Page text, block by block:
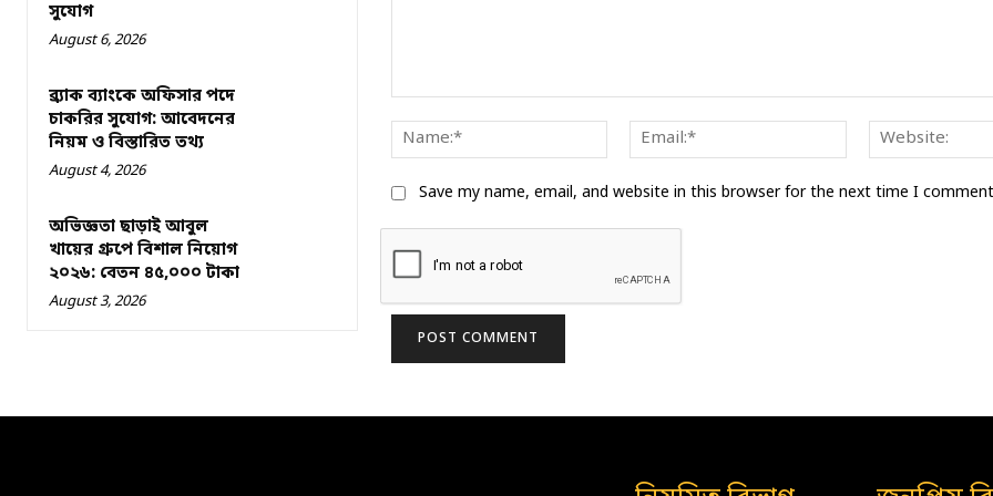
সুযোগ
August 6, 2026
ব্র্যাক ব্যাংকে অফিসার পদে
চাকরির সুযোগ: আবেদনের
নিয়ম ও বিস্তারিত তথ্য
August 4, 2026
অভিজ্ঞতা ছাড়াই আবুল
খায়ের গ্রুপে বিশাল নিয়োগ
২০২৬: বেতন ৪৫,০০০ টাকা
August 3, 2026
Name:*
Email:*
Save my name, email, and website in this browser for the next time I